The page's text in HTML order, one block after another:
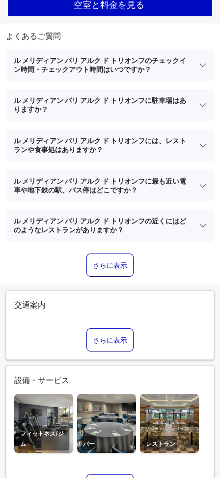
空室と料金を見る
よくあるご質問
ル メリディアン パリ アルク ド トリオンフのチェックイ
ン時間・チェックアウト時間はいつですか？
ル メリディアン パリ アルク ド トリオンフに駐車場はあ
りますか？
ル メリディアン パリ アルク ド トリオンフには、レスト
ランや食事処はありますか？
ル メリディアン パリ アルク ド トリオンフに最も近い電
車や地下鉄の駅、バス停はどこですか？
ル メリディアン パリ アルク ド トリオンフの近くにはど
のようなレストランがありますか？
さらに表示
交通案内
さらに表示
設備・サービス
フィットネス/ジ
ム
バー レストラン